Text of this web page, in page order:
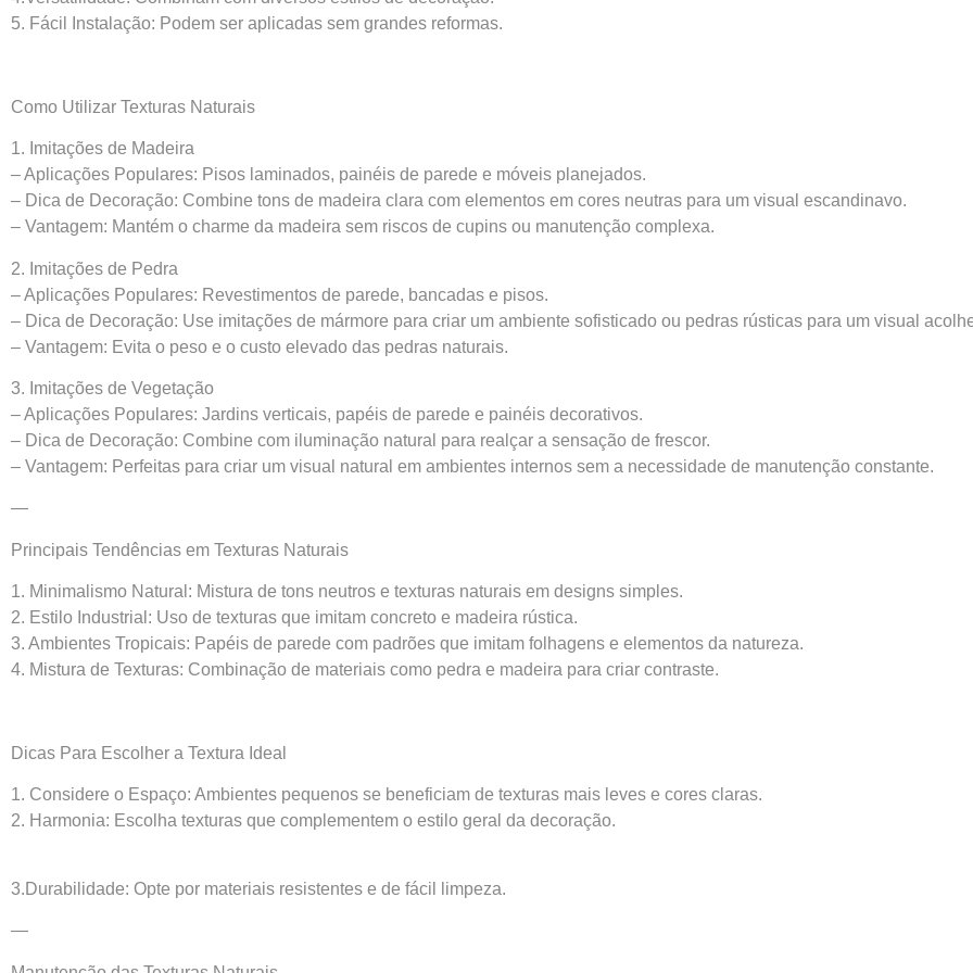
5. Fácil Instalação: Podem ser aplicadas sem grandes reformas.
Como Utilizar Texturas Naturais
1. Imitações de Madeira
– Aplicações Populares: Pisos laminados, painéis de parede e móveis planejados.
– Dica de Decoração: Combine tons de madeira clara com elementos em cores neutras para um visual escandinavo.
– Vantagem: Mantém o charme da madeira sem riscos de cupins ou manutenção complexa.
2. Imitações de Pedra
– Aplicações Populares: Revestimentos de parede, bancadas e pisos.
– Dica de Decoração: Use imitações de mármore para criar um ambiente sofisticado ou pedras rústicas para um visual
– Vantagem: Evita o peso e o custo elevado das pedras naturais.
3. Imitações de Vegetação
– Aplicações Populares: Jardins verticais, papéis de parede e painéis decorativos.
– Dica de Decoração: Combine com iluminação natural para realçar a sensação de frescor.
– Vantagem: Perfeitas para criar um visual natural em ambientes internos sem a necessidade de manutenção constante.
—
Principais Tendências em Texturas Naturais
1. Minimalismo Natural: Mistura de tons neutros e texturas naturais em designs simples.
2. Estilo Industrial: Uso de texturas que imitam concreto e madeira rústica.
3. Ambientes Tropicais: Papéis de parede com padrões que imitam folhagens e elementos da natureza.
4. Mistura de Texturas: Combinação de materiais como pedra e madeira para criar contraste.
Dicas Para Escolher a Textura Ideal
1. Considere o Espaço: Ambientes pequenos se beneficiam de texturas mais leves e cores claras.
2. Harmonia: Escolha texturas que complementem o estilo geral da decoração.
3.Durabilidade: Opte por materiais resistentes e de fácil limpeza.
—